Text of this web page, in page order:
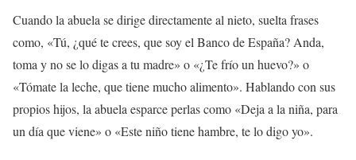
Cuando la abuela se dirige directamente al nieto, suelta frases
como, «Tú, ¿qué te crees, que soy el Banco de España? Anda,
toma y no se lo digas a tu madre» o «¿Te frío un huevo?» o
«Tómate la leche, que tiene mucho alimento». Hablando con sus
propios hijos, la abuela esparce perlas como «Deja a la niña, para
un día que viene» o «Este niño tiene hambre, te lo digo yo».